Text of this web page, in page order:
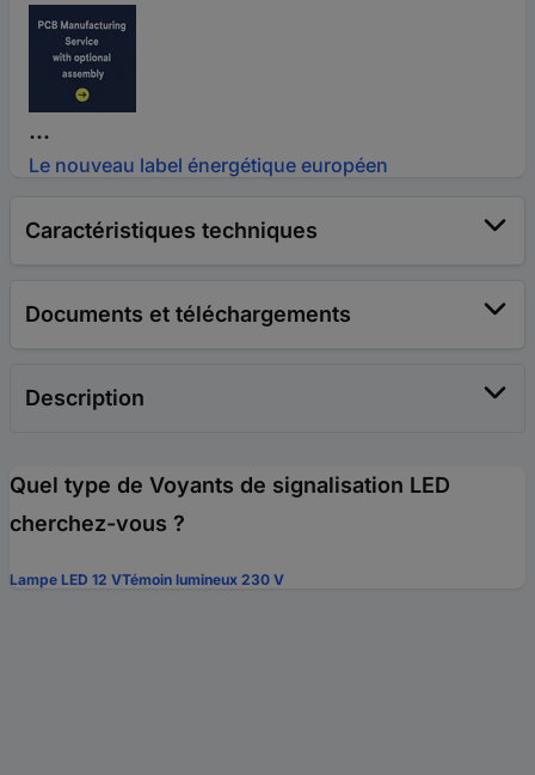
...
Le nouveau label énergétique européen
Caractéristiques techniques
Documents et téléchargements
Description
Quel type de Voyants de signalisation LED
cherchez-vous ?
Lampe LED 12 VTémoin lumineux 230 V